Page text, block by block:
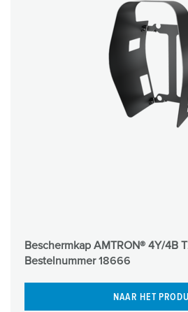
Beschermkap AMTRON® 4Y/4B
Bestelnummer18666
NAAR HET